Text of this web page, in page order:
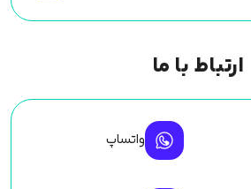
ارتباط با ما
واتساپ